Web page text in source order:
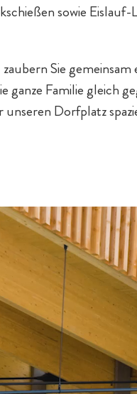
sowie
Sie
ganze Familie gleich
Dorfplatz